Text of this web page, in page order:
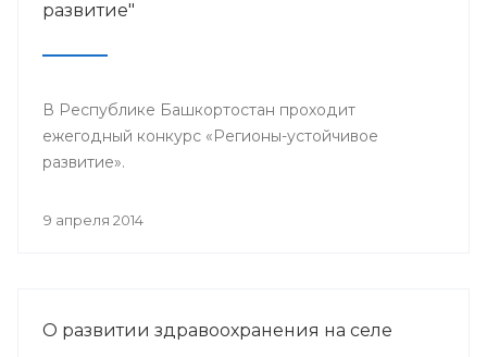
развитие"
В Республике Башкортостан проходит
ежегодный конкурс «Регионы-устойчивое
развитие».
9 апреля 2014
О развитии здравоохранения на селе